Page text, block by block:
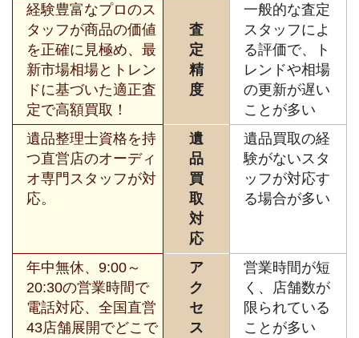
経験豊富なプロのス
タッフが商品の価値
を正確に見極め、最
新市場相場とトレン
ドに基づいた適正査
定で高額買取！
査
定
精
度
一般的な査定
スタッフによ
る評価で、ト
レンドや相場
の更新が遅い
ことが多い
遺品整理士資格を持
つ直営店のオーディ
オ専門スタッフが対
応。
遺
品
買
取
対
応
遺品買取の経
験がないスタ
ッフが対応す
る場合が多い
年中無休、9:00～
20:30の営業時間で
電話対応、全国直営
43店舗展開でどこで
ア
ク
セ
ス
営業時間が短
く、店舗数が
限られている
ことが多い